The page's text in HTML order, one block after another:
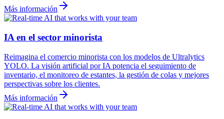
Más información
IA en el sector minorista
Reimagina el comercio minorista con los modelos de Ultralytics
YOLO. La visión artificial por IA potencia el seguimiento de
inventario, el monitoreo de estantes, la gestión de colas y mejores
perspectivas sobre los clientes.
Más información